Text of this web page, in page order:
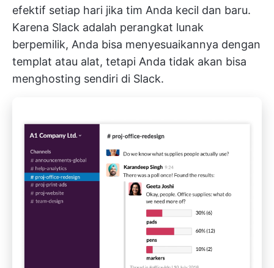
efektif setiap hari jika tim Anda kecil dan baru.
Karena Slack adalah perangkat lunak
berpemilik, Anda bisa menyesuaikannya dengan
templat atau alat, tetapi Anda tidak akan bisa
menghosting sendiri di Slack.